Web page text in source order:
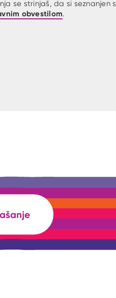
se strinjaš, da si seznanjen s
obvestilom.